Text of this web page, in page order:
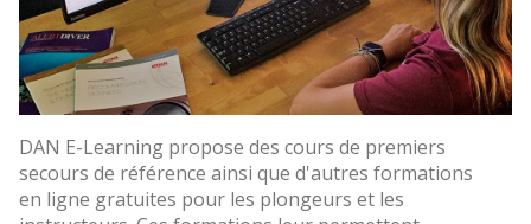
DAN E-Learning propose des cours de premiers
secours de référence ainsi que d'autres formations
en ligne gratuites pour les plongeurs et les